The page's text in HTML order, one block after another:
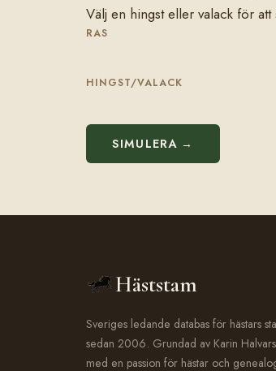
Välj en hingst eller valack för
RAS
HINGST/VALACK
SIMULERA →
Häststam
Sveriges ledande databas för hästars
sedan 2006. Grundad av Karin
med en passion för hästar och